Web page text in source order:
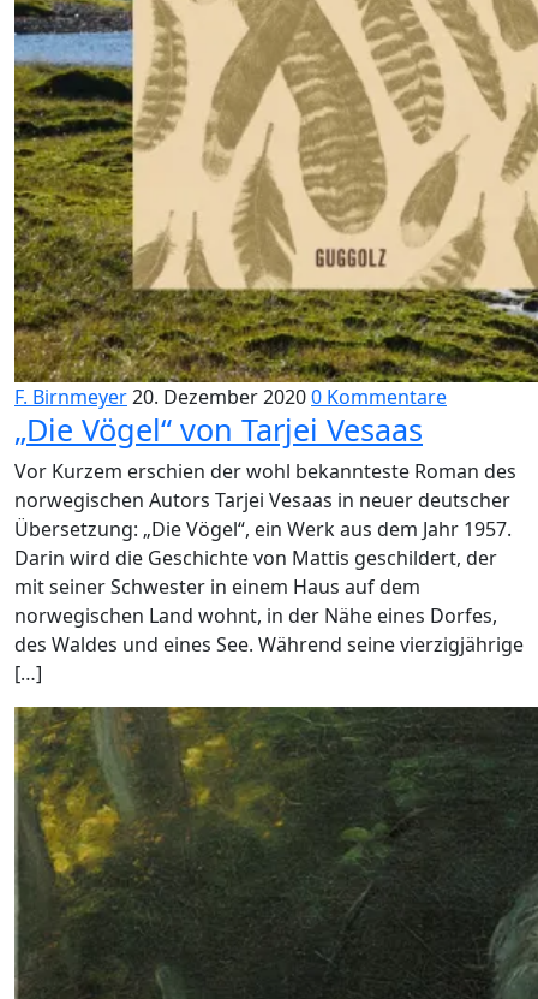
F. Birnmeyer20. Dezember 20200 Kommentare
„Die Vögel“ von Tarjei Vesaas
Vor Kurzem erschien der wohl bekannteste Roman des
norwegischen Autors Tarjei Vesaas in neuer deutscher
Übersetzung: „Die Vögel“, ein Werk aus dem Jahr 1957.
Darin wird die Geschichte von Mattis geschildert, der
mit seiner Schwester in einem Haus auf dem
norwegischen Land wohnt, in der Nähe eines Dorfes,
des Waldes und eines See. Während seine vierzigjährige
[…]